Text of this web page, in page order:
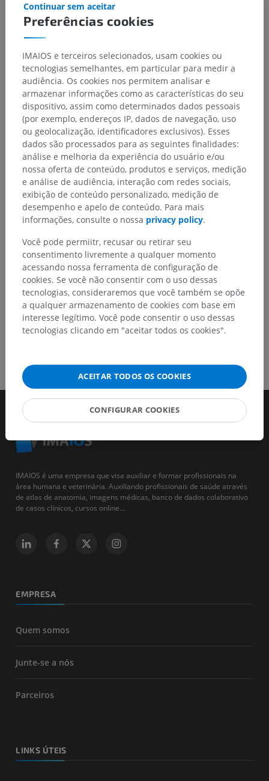
Histologia veterinária
Traduções
Encontrou um erro?
Não hesite em nos sugerir uma correção, tradução ou
melhora de conteúdo.
Relatar um problema
BAIXE O APLICATIVO
IMAIOS é uma empresa que visa auxiliar e formar profissionais na
área humana e veterinária. Auxiliando profissionais de saúde através
de atlas de anatomia, imagens médicas, banco de dados colaborativo
de casos clínicos, cursos online...
EMPRESA
Quem somos
Junte-se a nós
Parceiros
LINKS ÚTEIS
Preferências cookies
Continuar sem aceitar
IMAIOS e terceiros selecionados, usam cookies ou
tecnologias semelhantes, em particular para medir a
audiência. Os cookies nos permitem analisar e
armazenar informações como as características do seu
dispositivo, assim como determinados dados pessoais
(por exemplo, endereços IP, dados de navegação, uso
ou geolocalização, identificadores exclusivos). Esses
dados são processados para as seguintes finalidades:
análise e melhoria da experiência do usuário e/ou
nossa oferta de conteúdo, produtos e serviços, medição
e análise de audiência, interação com redes sociais,
exibição de conteúdo personalizado, medição de
desempenho e apelo de conteúdo. Para mais
informações, consulte o nossa privacy policy.
Você pode permiitr, recusar ou retirar seu
consentimento livremente a qualquer momento
acessando nossa ferramenta de configuração de
cookies. Se você não consentir com o uso dessas
tecnologias, consideraremos que você também se opõe
a qualquer armazenamento de cookies com base em
interesse legítimo. Você pode consentir o uso dessas
tecnologias clicando em "aceitar todos os cookies".
ACEITAR TODOS OS COOKIES
CONFIGURAR COOKIES